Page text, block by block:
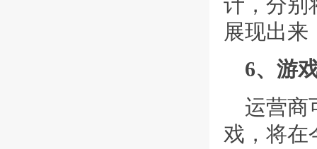
计，分别
展现出来
6、游
运营商
戏，将在